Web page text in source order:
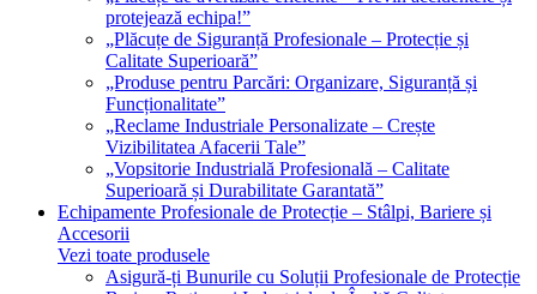
protejează echipa!”
„Plăcuțe de Siguranță Profesionale – Protecție și
Calitate Superioară”
„Produse pentru Parcări: Organizare, Siguranță și
Funcționalitate”
„Reclame Industriale Personalizate – Crește
Vizibilitatea Afacerii Tale”
„Vopsitorie Industrială Profesională – Calitate
Superioară și Durabilitate Garantată”
Echipamente Profesionale de Protecție – Stâlpi, Bariere și
Accesorii
Vezi toate produsele
Asigură-ți Bunurile cu Soluții Profesionale de Protecție